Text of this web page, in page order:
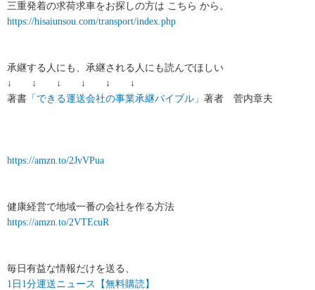
三重発着の求荷求車をお探しの方は こちら から。
https://hisaiunsou.com/transport/index.php
承継する人にも、承継される人にも読んでほしい
↓ ↓ ↓ ↓ ↓ ↓
著書 「できる運送会社の事業承継バイブル」 著者 菅内章夫
https://amzn.to/2JvVPua
健康経営で地域一番の会社を作る方法
https://amzn.to/2VTEcuR
毎日有益な情報だけを送る、
1日1分運送ニュース【無料購読】